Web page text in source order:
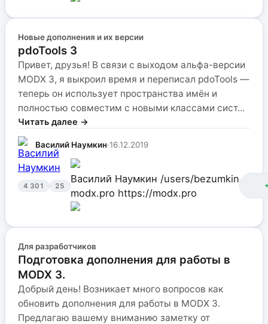
Новые дополнения и их версии
pdoTools 3
Привет, друзья! В связи с выходом альфа-версии
MODX 3, я выкроил время и переписал pdoTools —
теперь он использует пространства имён и
полностью совместим с новыми классами сист...
Читать далее →
Василий Наумкин·16.12.2019
4 301 25
Василий Наумкин /users/bezumkin
modx.pro https://modx.pro
Для разработчиков
Подготовка дополнения для работы в
MODX 3.
Добрый день! Возникает много вопросов как
обновить дополнения для работы в MODX 3.
Предлагаю вашему вниманию заметку от